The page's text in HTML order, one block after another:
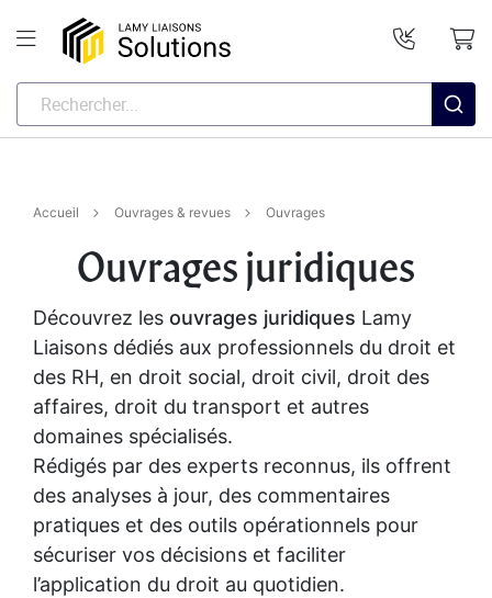
Accueil Ouvrages & revues Ouvrages
Ouvrages juridiques
Découvrez les ouvrages juridiques Lamy
Liaisons dédiés aux professionnels du droit et
des RH, en droit social, droit civil, droit des
affaires, droit du transport et autres
domaines spécialisés.
Rédigés par des experts reconnus, ils offrent
des analyses à jour, des commentaires
pratiques et des outils opérationnels pour
sécuriser vos décisions et faciliter
l’application du droit au quotidien.